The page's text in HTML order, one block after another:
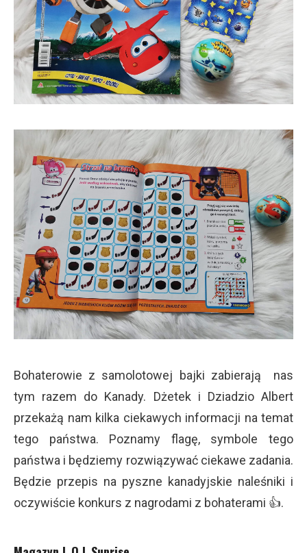
Bohaterowie z samolotowej bajki zabierają nas
tym razem do Kanady. Dżetek i Dziadzio Albert
przekażą nam kilka ciekawych informacji na temat
tego państwa. Poznamy flagę, symbole tego
państwa i będziemy rozwiązywać ciekawe zadania.
Będzie przepis na pyszne kanadyjskie naleśniki i
oczywiście konkurs z nagrodami z bohaterami 👍.